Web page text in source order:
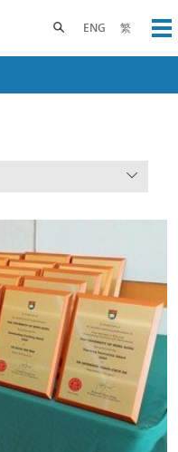
ENG 繁
Toggle search panel